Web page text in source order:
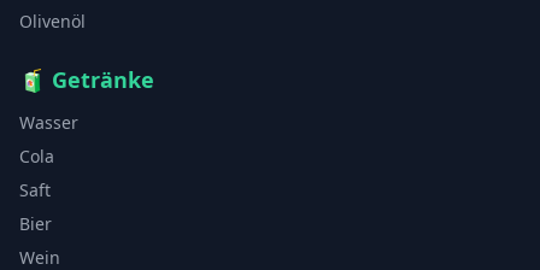
Olivenöl
🧃 Getränke
Wasser
Cola
Saft
Bier
Wein